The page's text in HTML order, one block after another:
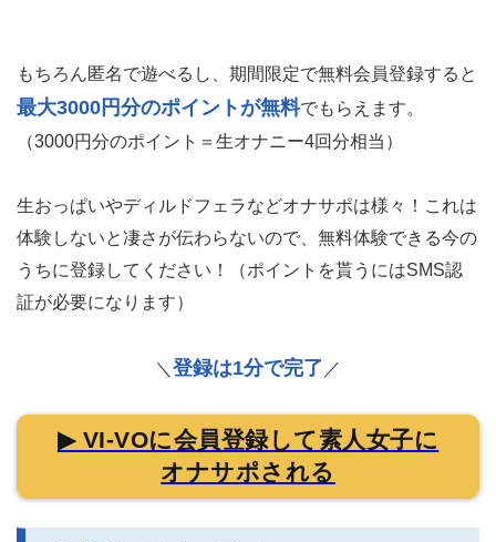
もちろん匿名で遊べるし、期間限定で無料会員登録すると
最大3000円分のポイントが無料でもらえます。
（3000円分のポイント＝生オナニー4回分相当）
生おっぱいやディルドフェラなどオナサポは様々！これは
体験しないと凄さが伝わらないので、無料体験できる今の
うちに登録してください！（ポイントを貰うにはSMS認
証が必要になります）
＼ 登録は1分で完了 ／
▶ VI-VOに会員登録して素人女子に
オナサポされる